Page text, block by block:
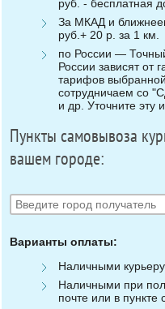
руб. - бесплатная
За МКАД и
руб.+ 20 р. за 1 км.
по России —
России зависят от
тарифов
сотрудничаем со
и др. Уточните эту
Пункты самовывоза
вашем городе:
Варианты оплаты:
Наличными курьеру.
Наличными при
почте или в пункте